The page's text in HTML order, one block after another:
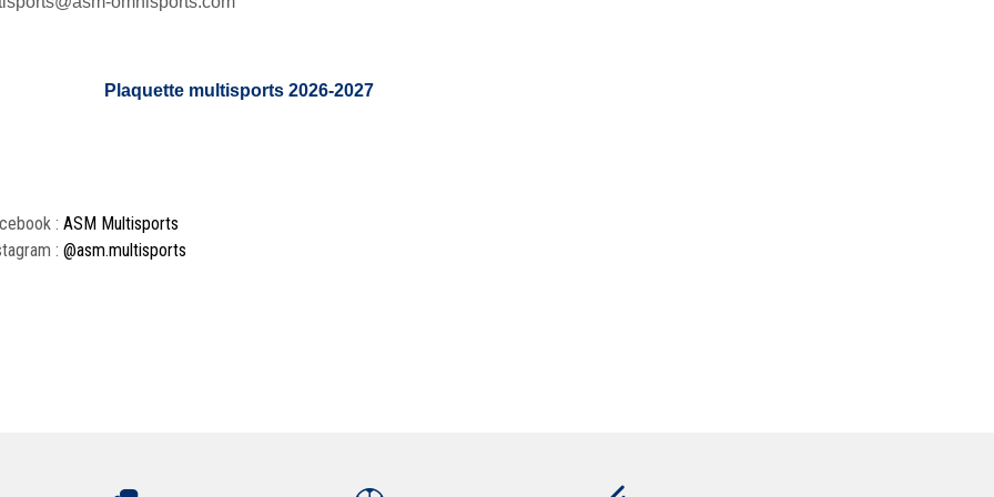
Plaquette multisports 2026-2027
: ASM Multisports
: @asm.multisports